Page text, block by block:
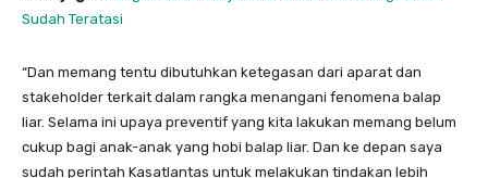
Sudah Teratasi
“Dan memang tentu dibutuhkan ketegasan dari aparat dan
stakeholder terkait dalam rangka menangani fenomena balap
liar. Selama ini upaya preventif yang kita lakukan memang belum
cukup bagi anak-anak yang hobi balap liar. Dan ke depan saya
sudah perintah Kasatlantas untuk melakukan tindakan lebih